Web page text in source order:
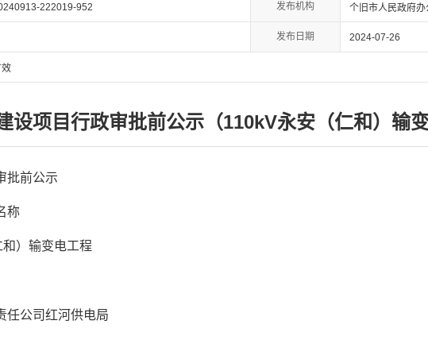
222019-952 发布机构 个旧市人民政府办
发布日期 2024-07-26
设项目行政审批前公示（110kV永安（仁和）输变
前公示
称
）输变电工程
公司红河供电局